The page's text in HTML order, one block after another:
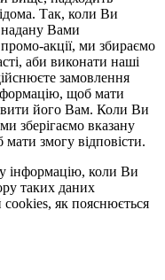
Так, коли Ви
надану Вами
акції, ми збираємо
аби виконати наші
замовлення
щоб мати
його Вам. Коли Ви
зберігаємо вказану
змогу відповісти.
інформацію, коли Ви
таких даних
cookies, як пояснюється